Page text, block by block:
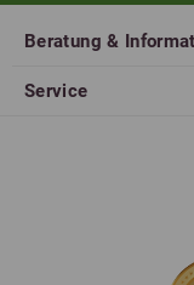
Beratung &
Service